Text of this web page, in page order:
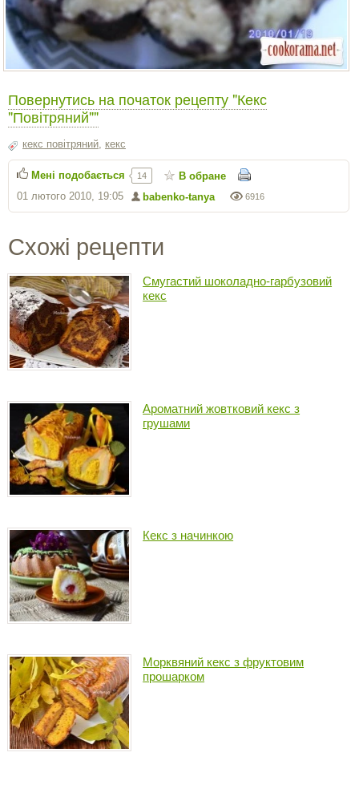
Повернутись на початок рецепту "Кекс
"Повітряний""
кекс повітряний, кекс
6916
babenko-tanya
01 лютого 2010, 19:05
Мені подобається 14 В обране
Схожі рецепти
Смугастий шоколадно-гарбузовий
кекс
Ароматний жовтковий кекс з
грушами
Кекс з начинкою
Морквяний кекс з фруктовим
прошарком